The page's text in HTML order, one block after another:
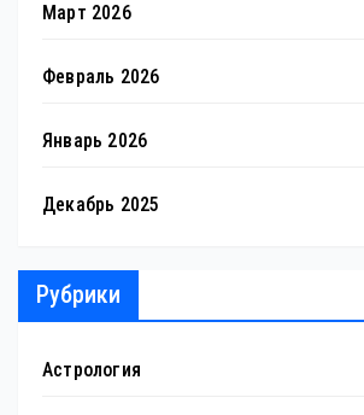
Март 2026
Февраль 2026
Январь 2026
Декабрь 2025
Рубрики
Астрология